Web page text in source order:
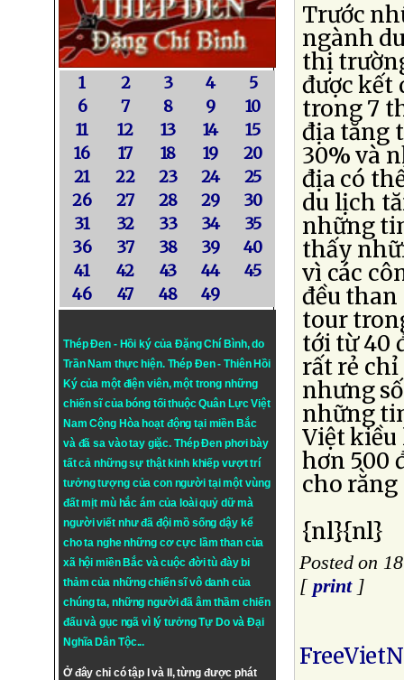
1 2 3 4
5
6
7 8 9
10
11
12 13 14
15
16
17 18 19
20
21
22 23 24
25
26
27 28 29
30
31
32 33 34
35
36
37 38 39
40
41
42 43 44
45
46
47 48 49
Thép Đen - Hồi ký của Đặng Chí Bình, do
Trần Nam thực hiện. Thép Đen- Thiên Hồi
Ký của một điện viên, một trong những
chiến sĩ của bóng tối thuộc Quân Lực Việt
Nam Cộng Hòa hoạt động tại miền Bắc
và đã sa vào tay giặc. Thép Đen phơi bày
tất cả những sự thật kinh khiếp vượt trí
tưởng tượng của con người tại một vùng
đất mịt mù hắc ám của loài quỷ dữ mà
người viết như đã đội mồ sống dậy kể
cho ta nghe những cơ cực lầm than của
xã hội miền Bắc và cuộc đời tù đày bi
thảm của những chiến sĩ vô danh của
chúng ta, những người đã âm thầm chiến
đấu và gục ngã vì lý tưởngTự DovàĐại
Nghĩa Dân Tộc...
Ở đây chỉ có tập I và II, từng được phát
Trước
ngành
thị
được kết
trong 7
địa tăng
30% và
địa có
du lịch
những
thấy
vì các
đều
tour
tới từ 40
rất rẻ
nhưng
những
Việt kiều
hơn 500
cho rằng
{nl}{nl}
Posted on
[ print]